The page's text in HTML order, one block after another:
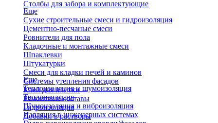
Столбы для забора и комплектующие
Еще
Сухие строительные смеси и гидроизоляция
Цементно-песчаные смеси
Ровнители для пола
Кладочные и монтажные смеси
Шпаклевки
Штукатурки
Смеси для кладки печей и каминов
Системы утепления фасадов
Клей для плитки
Ремонтные составы
Гидроизоляция
Добавки в растворы
Еще
Теплоизоляция и шумоизоляция
Теплоизоляция
Шумоизоляция и виброизоляция
Изоляция в инженерных системах